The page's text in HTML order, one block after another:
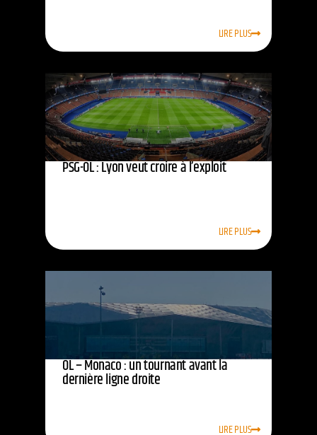
LIRE PLUS
PSG-OL : Lyon veut croire à l’exploit
LIRE PLUS
OL – Monaco : un tournant avant la
dernière ligne droite
LIRE PLUS